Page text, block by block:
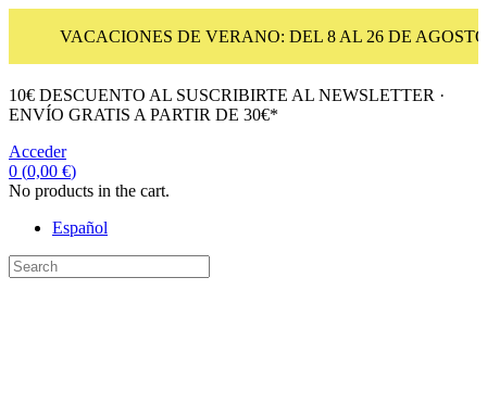
VACACIONES DE VERANO: DEL 8 AL 26 DE
10€ DESCUENTO AL SUSCRIBIRTE AL NEWSLETTER ·
ENVÍO GRATIS A PARTIR DE 30€*
Acceder
0 (0,00 €)
No products in the cart.
Español